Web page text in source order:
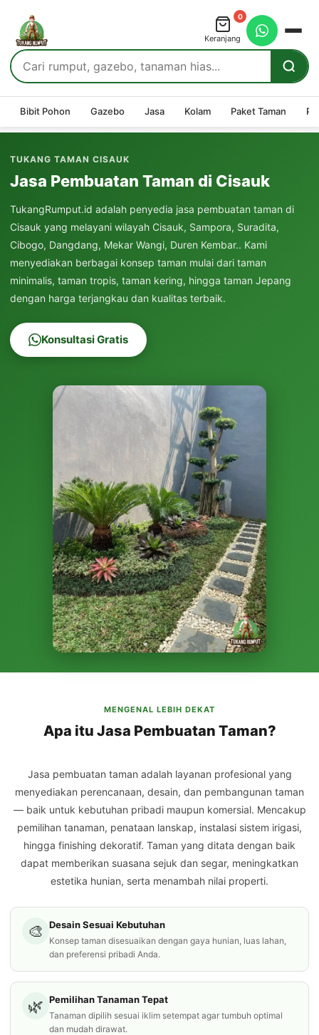
0
Keranjang
Bibit Pohon Gazebo Jasa Kolam Paket Taman
TUKANG TAMAN CISAUK
Jasa Pembuatan Taman di Cisauk
TukangRumput.id adalah penyedia jasa pembuatan taman di
Cisauk yang melayani wilayah Cisauk, Sampora, Suradita,
Cibogo, Dangdang, Mekar Wangi, Duren Kembar.. Kami
menyediakan berbagai konsep taman mulai dari taman
minimalis, taman tropis, taman kering, hingga taman Jepang
dengan harga terjangkau dan kualitas terbaik.
Konsultasi Gratis
MENGENAL LEBIH DEKAT
Apa itu Jasa Pembuatan Taman?
Jasa pembuatan taman adalah layanan profesional yang
menyediakan perencanaan, desain, dan pembangunan taman
— baik untuk kebutuhan pribadi maupun komersial. Mencakup
pemilihan tanaman, penataan lanskap, instalasi sistem irigasi,
hingga finishing dekoratif. Taman yang ditata dengan baik
dapat memberikan suasana sejuk dan segar, meningkatkan
estetika hunian, serta menambah nilai properti.
🎨 Desain Sesuai Kebutuhan
Konsep taman disesuaikan dengan gaya hunian, luas lahan,
dan preferensi pribadi Anda.
🌿 Pemilihan Tanaman Tepat
Tanaman dipilih sesuai iklim setempat agar tumbuh optimal
dan mudah dirawat.